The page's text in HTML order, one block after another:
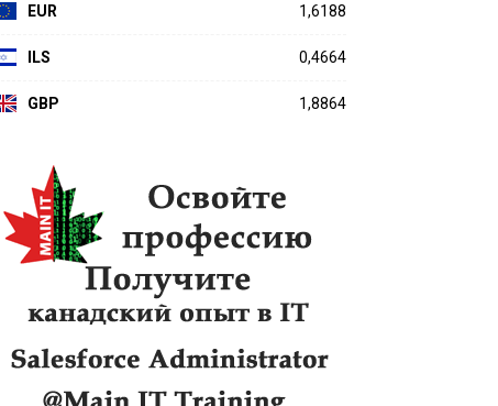
EUR 1,6188
ILS 0,4664
GBP 1,8864